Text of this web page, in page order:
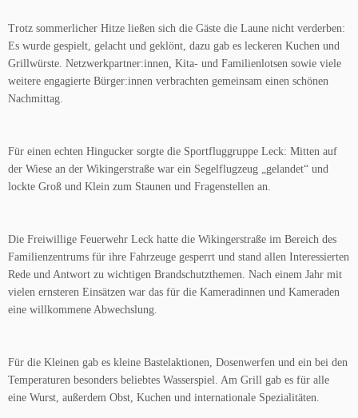
Trotz sommerlicher Hitze ließen sich die Gäste die Laune nicht verderben:
Es wurde gespielt, gelacht und geklönt, dazu gab es leckeren Kuchen und
Grillwürste. Netzwerkpartner:innen, Kita- und Familienlotsen sowie viele
weitere engagierte Bürger:innen verbrachten gemeinsam einen schönen
Nachmittag.
Für einen echten Hingucker sorgte die Sportfluggruppe Leck: Mitten auf
der Wiese an der Wikingerstraße war ein Segelflugzeug „gelandet“ und
lockte Groß und Klein zum Staunen und Fragenstellen an.
Die Freiwillige Feuerwehr Leck hatte die Wikingerstraße im Bereich des
Familienzentrums für ihre Fahrzeuge gesperrt und stand allen Interessierten
Rede und Antwort zu wichtigen Brandschutzthemen. Nach einem Jahr mit
vielen ernsteren Einsätzen war das für die Kameradinnen und Kameraden
eine willkommene Abwechslung.
Für die Kleinen gab es kleine Bastelaktionen, Dosenwerfen und ein bei den
Temperaturen besonders beliebtes Wasserspiel. Am Grill gab es für alle
eine Wurst, außerdem Obst, Kuchen und internationale Spezialitäten.